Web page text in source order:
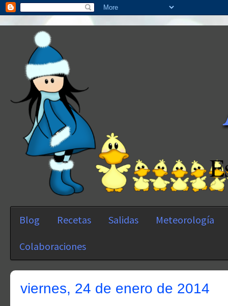
Blog Recetas Salidas Meteorología
Colaboraciones
viernes, 24 de enero de 2014